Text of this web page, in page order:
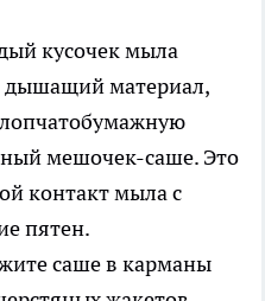
кусочек мыла
дышащий материал,
мешочек-саше. Это
контакт мыла с
пятен.
саше в карманы